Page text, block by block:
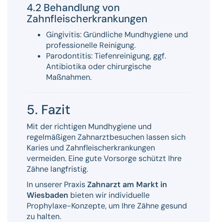
4.2 Behandlung von
Zahnfleischerkrankungen
Gingivitis: Gründliche Mundhygiene und
professionelle Reinigung.
Parodontitis: Tiefenreinigung, ggf.
Antibiotika oder chirurgische
Maßnahmen.
5. Fazit
Mit der richtigen Mundhygiene und
regelmäßigen Zahnarztbesuchen lassen sich
Karies und Zahnfleischerkrankungen
vermeiden. Eine gute Vorsorge schützt Ihre
Zähne langfristig.
In unserer PraxisZahnarzt am Markt in
Wiesbaden bieten wir individuelle
Prophylaxe-Konzepte, um Ihre Zähne gesund
zu halten.